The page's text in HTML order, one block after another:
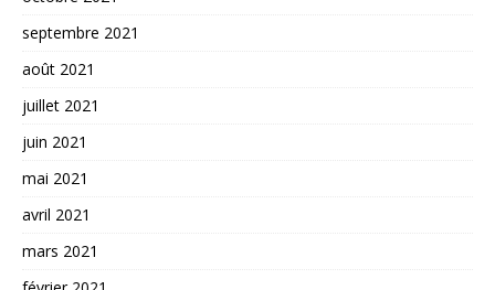
septembre 2021
août 2021
juillet 2021
juin 2021
mai 2021
avril 2021
mars 2021